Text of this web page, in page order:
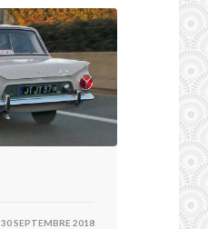
30 SEPTEMBRE 2018